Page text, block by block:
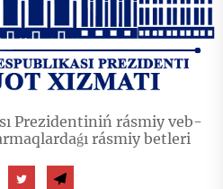
Prezidentiniń rásmiy veb-
rásmiy betleri